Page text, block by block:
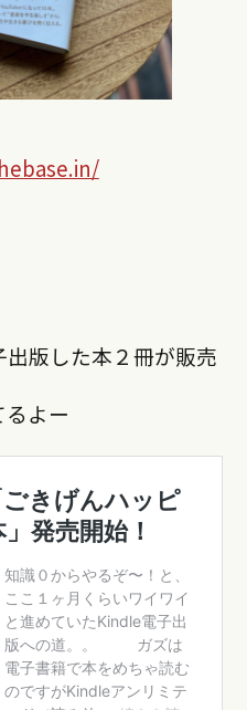
版した本２冊が販売
よー